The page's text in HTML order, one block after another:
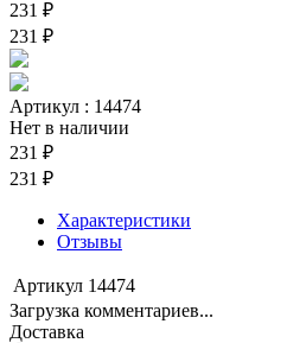
231 ₽
231 ₽
Артикул : 14474
Нет в наличии
231 ₽
231 ₽
Характеристики
Отзывы
Артикул 14474
Загрузка комментариев...
Доставка